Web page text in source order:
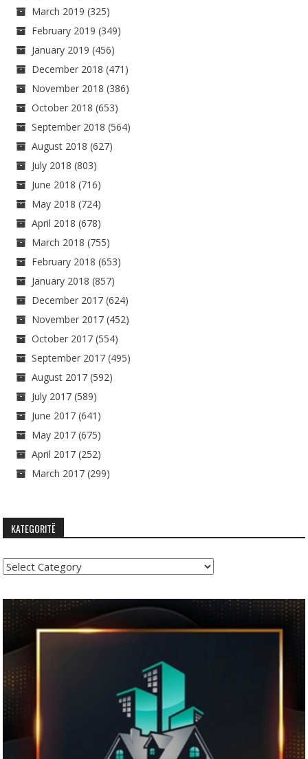
March 2019 (325)
February 2019 (349)
January 2019 (456)
December 2018 (471)
November 2018 (386)
October 2018 (653)
September 2018 (564)
August 2018 (627)
July 2018 (803)
June 2018 (716)
May 2018 (724)
April 2018 (678)
March 2018 (755)
February 2018 (653)
January 2018 (857)
December 2017 (624)
November 2017 (452)
October 2017 (554)
September 2017 (495)
August 2017 (592)
July 2017 (589)
June 2017 (641)
May 2017 (675)
April 2017 (252)
March 2017 (299)
KATEGORITË
Kategoritë